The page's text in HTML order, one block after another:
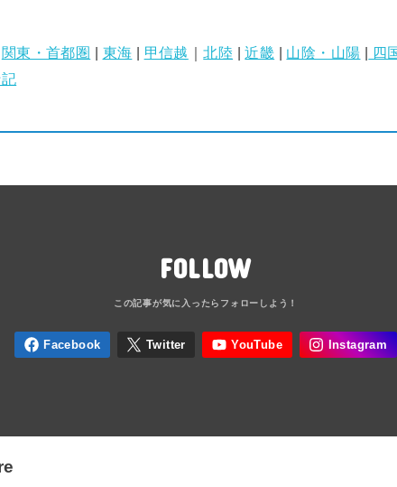
関東・首都圏 東海 甲信越 ｜北陸 |近畿 山陰・山陽 四
FOLLOW